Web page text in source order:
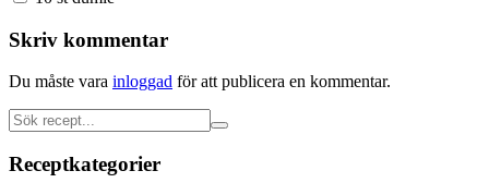
Skriv kommentar
Du måste vara inloggad för att publicera en kommentar.
Receptkategorier